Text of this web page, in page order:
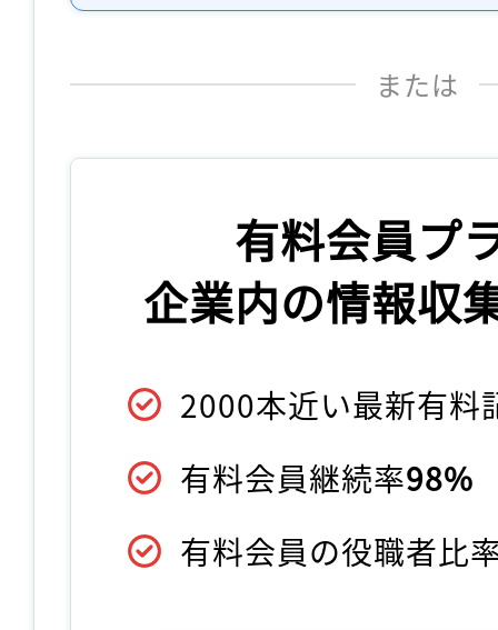
または
有料会員プ
企業内の情報収
2000本近い最新有料
有料会員継続率98%
有料会員の役職者比